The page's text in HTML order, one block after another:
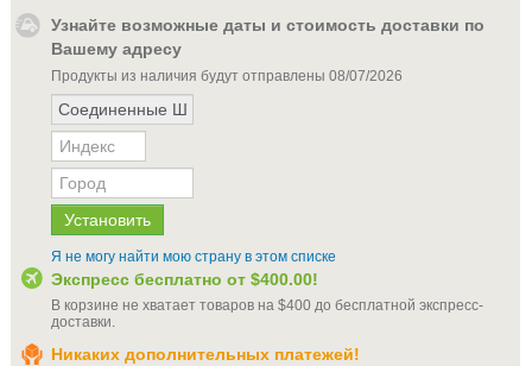
Узнайте возможные даты и стоимость доставки по
Вашему адресу
Продукты из наличия будут отправлены 08/07/2026
Я не могу найти мою страну в этом списке
Экспресс бесплатно от $400.00!
В корзине не хватает товаров на $400 до бесплатной экспресс-
доставки
Никаких дополнительных платежей!